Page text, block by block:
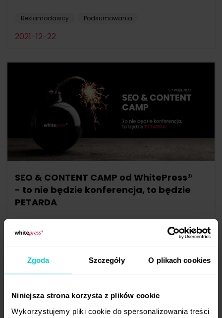
Zgoda Szczegóły O plikach cookies
Niniejsza strona korzysta z plików cookie
Wykorzystujemy pliki cookie do spersonalizowania treści
Reklamodawcy Podsumowania
2021-12-22
SEO & CONTENT CAMP od WhitePress®
- to nie będzie konferencja, to będzie
PETARDA
pierwszą konferencję WhitePress® dla SEO-
wszystkie ...
2021-12-13